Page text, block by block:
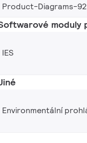
Product-Diagrams-
moduly
IES
Environmentální